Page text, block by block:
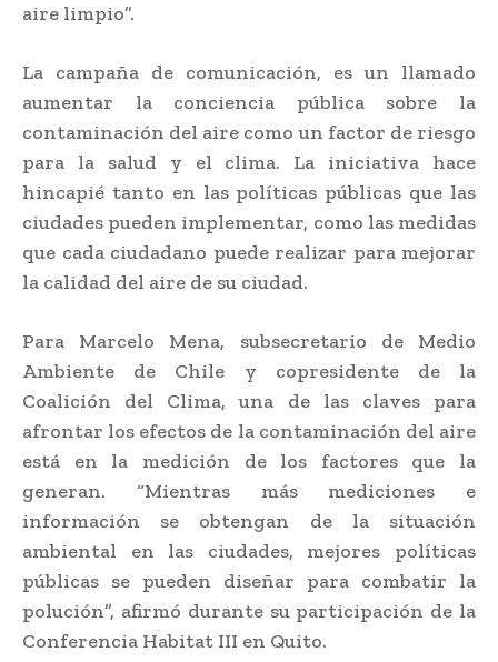
aire limpio”.
La campaña de comunicación, es un llamado
aumentar la conciencia pública sobre la
contaminación del aire como un factor de riesgo
para la salud y el clima. La iniciativa hace
hincapié tanto en las políticas públicas que las
ciudades pueden implementar, como las medidas
que cada ciudadano puede realizar para mejorar
la calidad del aire de su ciudad.
Para Marcelo Mena, subsecretario de Medio
Ambiente de Chile y copresidente de la
Coalición del Clima, una de las claves para
afrontar los efectos de la contaminación del aire
está en la medición de los factores que la
generan. “Mientras más mediciones e
información se obtengan de la situación
ambiental en las ciudades, mejores políticas
públicas se pueden diseñar para combatir la
polución”, afirmó durante su participación de la
Conferencia Habitat III en Quito.